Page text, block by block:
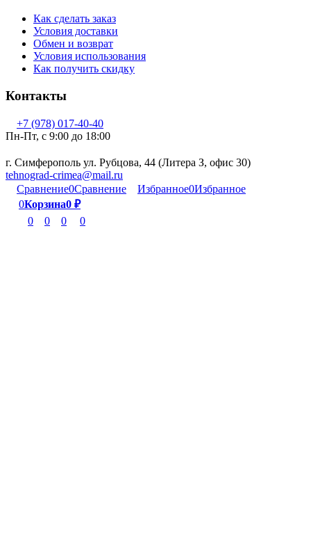
Как сделать заказ
Условия доставки
Обмен и возврат
Условия использования
Как получить скидку
Контакты
+7 (978) 017-40-40
Пн-Пт, c 9:00 до 18:00
г. Симферополь ул. Рубцова, 44 (Литера З, офис 30)
tehnograd-crimea@mail.ru
Сравнение0Сравнение Избранное0Избранное
0Корзина0 ₽
0
0 0 0